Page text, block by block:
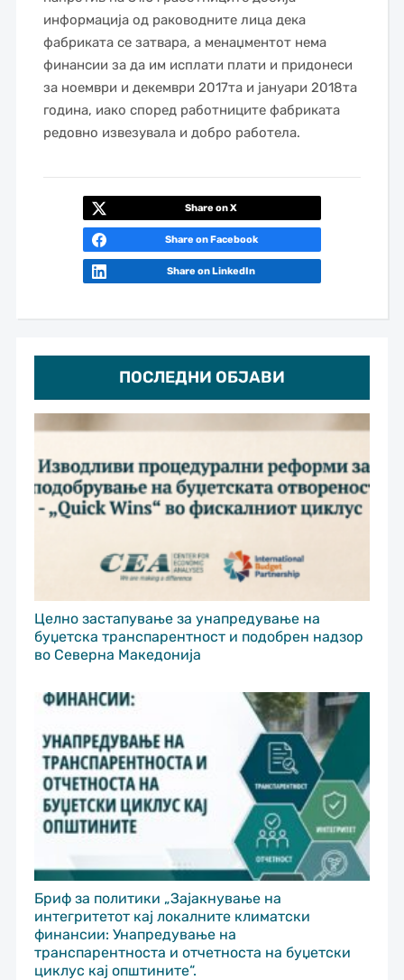
ПОСЛЕДНИ ОБЈАВИ
Целно застапување за унапредување на
буџетска транспарентност и подобрен надзор
во Северна Македонија
Бриф за политики „Зајакнување на
интегритетот кај локалните климатски
финансии: Унапредување на
транспарентноста и отчетноста на буџетски
циклус кај општините“.
информација од раководните лица дека
фабриката се затвара, а менаџментот нема
финансии за да им исплати плати и придонеси
за ноември и декември 2017та и јануари 2018та
година, иако според работниците фабриката
редовно извезувала и добро работела.
Share on X
Share on Facebook
Share on LinkedIn